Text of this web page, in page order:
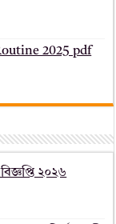
2025 pdf
২০২৬